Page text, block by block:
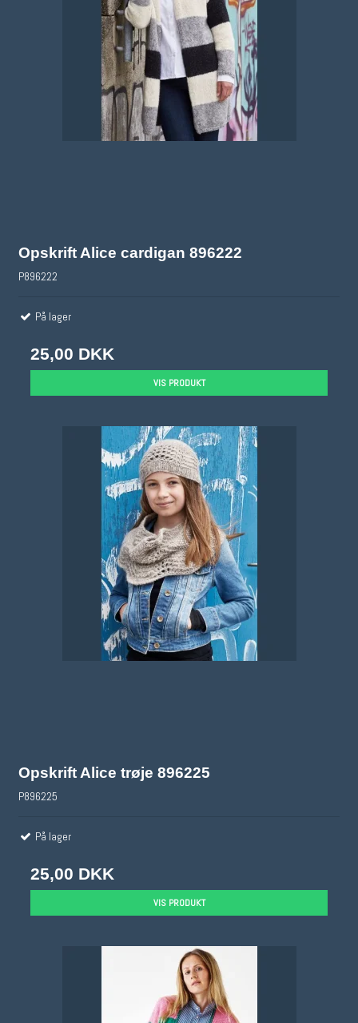
Opskrift Alice cardigan 896222
P896222
På lager
25,00 DKK
VIS PRODUKT
Opskrift Alice trøje 896225
P896225
På lager
25,00 DKK
VIS PRODUKT